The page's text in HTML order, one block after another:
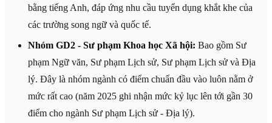
bằng tiếng Anh, đáp ứng nhu cầu tuyển dụng khắt khe của
các trường song ngữ và quốc tế.
Nhóm GD2 - Sư phạm Khoa học Xã hội: Bao gồm Sư
phạm Ngữ văn, Sư phạm Lịch sử, Sư phạm Lịch sử và Địa
lý. Đây là nhóm ngành có điểm chuẩn đầu vào luôn nằm ở
mức rất cao (năm 2025 ghi nhận mức kỷ lục lên tới gần 30
điểm cho ngành Sư phạm Lịch sử - Địa lý).